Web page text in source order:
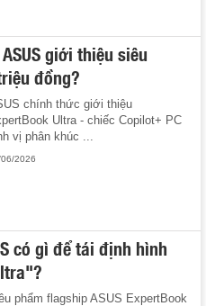
giới thiệu siêu
đồng?
chính thức giới thiệu
Ultra - chiếc Copilot+ PC
vị phân khúc ...
2026
có gì để tái định hình
phẩm flagship ASUS ExpertBook